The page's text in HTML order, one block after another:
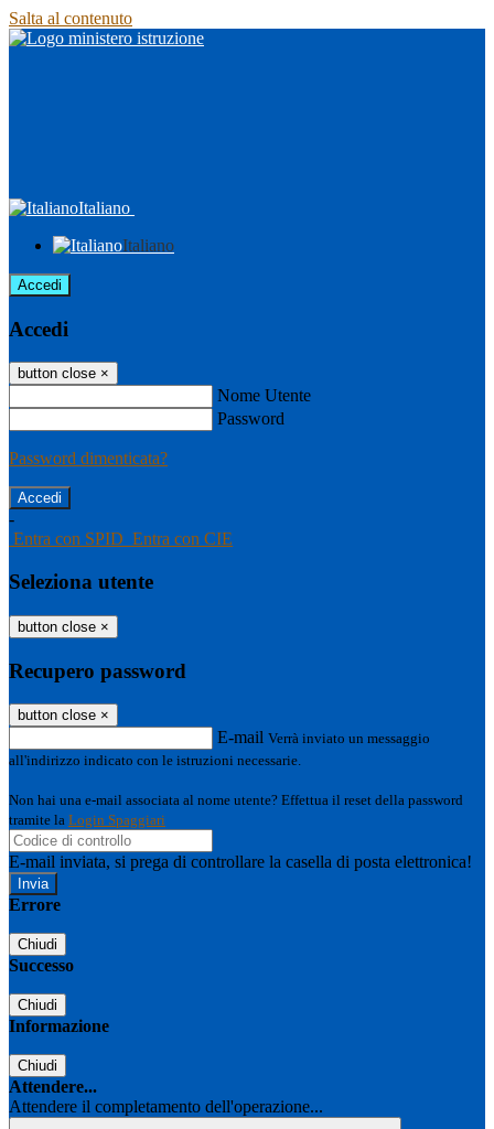
Salta al contenuto
Italiano
Italiano
Accedi
Accedi
button close ×
Nome Utente
Password
Password dimenticata?
-
Entra con SPID Entra con CIE
Seleziona utente
button close ×
Recupero password
button close ×
E-mail Verrà inviato un messaggio
all'indirizzo indicato con le istruzioni necessarie.
Non hai una e-mail associata al nome utente? Effettua il reset della password
tramite la Login Spaggiari
E-mail inviata, si prega di controllare la casella di posta elettronica!
Errore
Chiudi
Successo
Chiudi
Informazione
Chiudi
Attendere...
Attendere il completamento dell'operazione...